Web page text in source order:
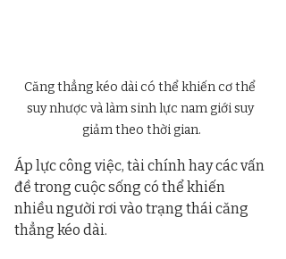
Căng thẳng kéo dài có thể khiến cơ thể
suy nhược và làm sinh lực nam giới suy
giảm theo thời gian.
Áp lực công việc, tài chính hay các vấn
đề trong cuộc sống có thể khiến
nhiều người rơi vào trạng thái căng
thẳng kéo dài.